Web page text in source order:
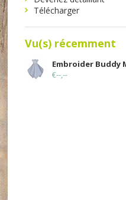
Télécharger
Vu(s) récemment
€--,--